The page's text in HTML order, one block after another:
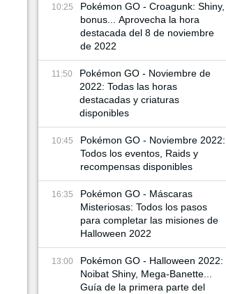
10:25
Pokémon GO - Croagunk: Shiny,
bonus... Aprovecha la hora
destacada del 8 de noviembre
de 2022
11:50
Pokémon GO - Noviembre de
2022: Todas las horas
destacadas y criaturas
disponibles
10:45
Pokémon GO - Noviembre 2022:
Todos los eventos, Raids y
recompensas disponibles
16:35
Pokémon GO - Máscaras
Misteriosas: Todos los pasos
para completar las misiones de
Halloween 2022
13:00
Pokémon GO - Halloween 2022:
Noibat Shiny, Mega-Banette...
Guía de la primera parte del